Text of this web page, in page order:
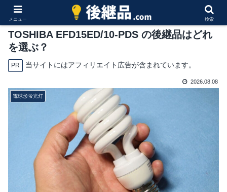
TOSHIBA EFD15ED/10-PDS の後継品はどれ
を選ぶ？
PR 当サイトにはアフィリエイト広告が含まれています。
2026.08.08
電球形蛍光灯
メニュー 検索